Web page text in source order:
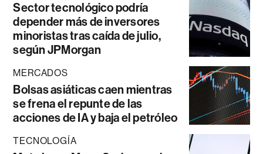
Sector tecnológico podría
depender más de inversores
minoristas tras caída de julio,
según JPMorgan
MERCADOS
Bolsas asiáticas caen mientras
se frena el repunte de las
acciones de IA y baja el petróleo
TECNOLOGÍA